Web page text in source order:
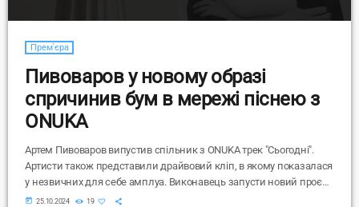
Прем`єра
Пивоваров у новому образі
спричинив бум в мережі піснею з
ONUKA
Артем Пивоваров випустив спільник з ONUKA трек "Сьогодні".
Артисти також представили драйвовий кліп, в якому показалася
у незвичних для себе амплуа. Виконавець запусти новий проєкт
"ВІРШІНШІ", в рамках якого він буде популяризувати українські
today 25.10.2024 19